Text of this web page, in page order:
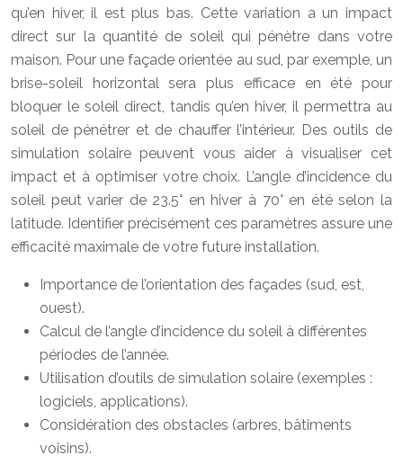
qu’en hiver, il est plus bas. Cette variation a un impact
direct sur la quantité de soleil qui pénètre dans votre
maison. Pour une façade orientée au sud, par exemple, un
brise-soleil horizontal sera plus efficace en été pour
bloquer le soleil direct, tandis qu’en hiver, il permettra au
soleil de pénétrer et de chauffer l’intérieur. Des outils de
simulation solaire peuvent vous aider à visualiser cet
impact et à optimiser votre choix. L’angle d’incidence du
soleil peut varier de 23.5° en hiver à 70° en été selon la
latitude. Identifier précisément ces paramètres assure une
efficacité maximale de votre future installation.
Importance de l’orientation des façades (sud, est,
ouest).
Calcul de l’angle d’incidence du soleil à différentes
périodes de l’année.
Utilisation d’outils de simulation solaire (exemples :
logiciels, applications).
Considération des obstacles (arbres, bâtiments
voisins).